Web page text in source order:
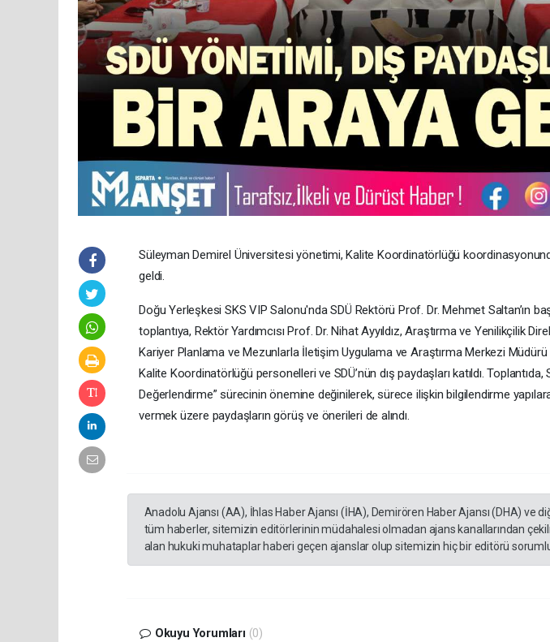
Süleyman Demirel Üniversitesi yönetimi, Kalite Koordinatörlüğü
geldi.
Doğu Yerleşkesi SKS VIP Salonu'nda SDÜ Rektörü Prof. Dr. Mehmet Saltan’ın
toplantıya, Rektör Yardımcısı Prof. Dr. Nihat Ayyıldız, Araştırma ve Yenilikçilik
Kariyer Planlama ve Mezunlarla İletişim Uygulama ve Araştırma Merkezi Müdürü
Kalite Koordinatörlüğü personelleri ve SDÜ’nün dış paydaşları katıldı. Toplantıda,
Değerlendirme” sürecinin önemine değinilerek, sürece ilişkin bilgilendirme
vermek üzere paydaşların görüş ve önerileri de alındı.
Anadolu Ajansı (AA), İhlas Haber Ajansı (İHA), Demirören Haber Ajansı (DHA) ve
tüm haberler, sitemizin editörlerinin müdahalesi olmadan ajans kanallarından
alan hukuki muhataplar haberi geçen ajanslar olup sitemizin hiç bir editörü
Okuyu Yorumları (0)